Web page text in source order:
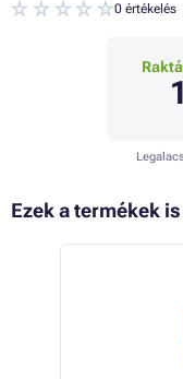
0 értékelés
Ezek a termékek